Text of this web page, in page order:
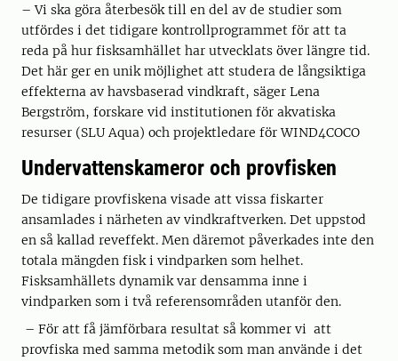
– Vi ska göra återbesök till en del av de studier som
utfördes i det tidigare kontrollprogrammet för att ta
reda på hur fisksamhället har utvecklats över längre tid.
Det här ger en unik möjlighet att studera de långsiktiga
effekterna av havsbaserad vindkraft, säger Lena
Bergström, forskare vid institutionen för akvatiska
resurser (SLU Aqua) och projektledare för WIND4COCO
Undervattenskameror och provfisken
De tidigare provfiskena visade att vissa fiskarter
ansamlades i närheten av vindkraftverken. Det uppstod
en så kallad reveffekt. Men däremot påverkades inte den
totala mängden fisk i vindparken som helhet.
Fisksamhällets dynamik var densamma inne i
vindparken som i två referensområden utanför den.
– För att få jämförbara resultat så kommer vi att
provfiska med samma metodik som man använde i det